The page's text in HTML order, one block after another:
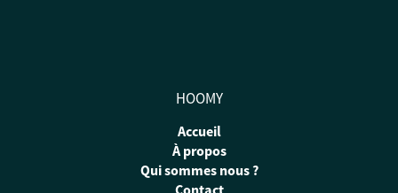
HOOMY
Accueil
À propos
Qui sommes nous ?